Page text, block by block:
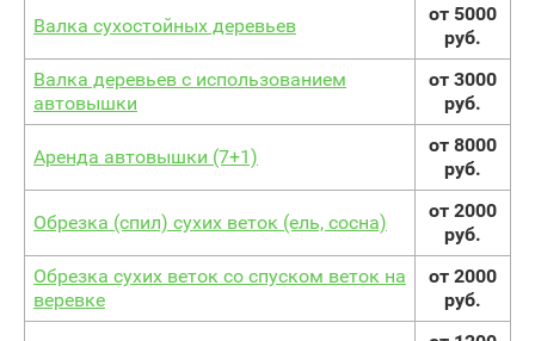
Валка сухостойных деревьев
от 5000
руб.
Валка деревьев с использованием
автовышки
от 3000
руб.
Аренда автовышки (7+1)
от 8000
руб.
Обрезка (спил) сухих веток (ель, сосна)
от 2000
руб.
Обрезка сухих веток со спуском веток на
веревке
от 2000
руб.